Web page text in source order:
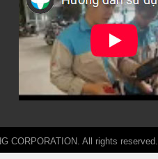
CORPORATION. All rights reserved.